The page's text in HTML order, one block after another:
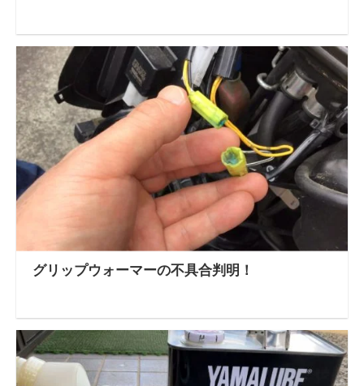
グリップウォーマーの不具合判明！